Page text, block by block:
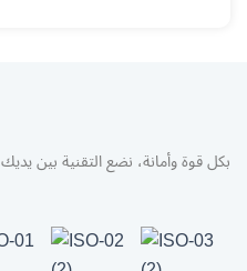
بكل قوة وأمانة، نضع التقنية بين يديك